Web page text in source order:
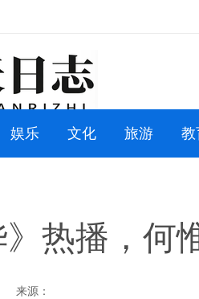
娱乐 文化 旅游 教
》热播，
来源：